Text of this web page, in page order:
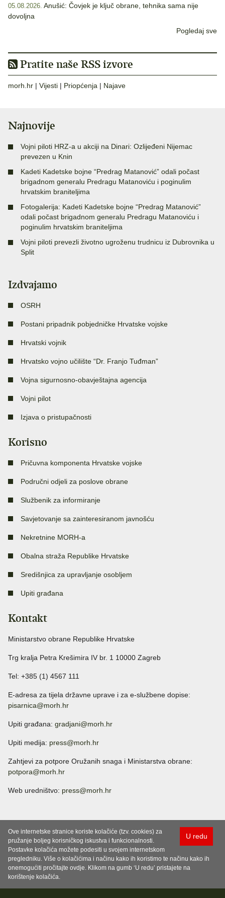
05.08.2026. Anušić: Čovjek je ključ obrane, tehnika sama nije
dovoljna
Pogledaj sve
Pratite naše RSS izvore
morh.hr | Vijesti | Priopćenja | Najave
Najnovije
Vojni piloti HRZ-a u akciji na Dinari: Ozlijeđeni Nijemac
prevezen u Knin
Kadeti Kadetske bojne “Predrag Matanović” odali počast
brigadnom generalu Predragu Matanoviću i poginulim
hrvatskim braniteljima
Fotogalerija: Kadeti Kadetske bojne “Predrag Matanović”
odali počast brigadnom generalu Predragu Matanoviću i
poginulim hrvatskim braniteljima
Vojni piloti prevezli životno ugroženu trudnicu iz Dubrovnika u
Split
Izdvajamo
OSRH
Postani pripadnik pobjedničke Hrvatske vojske
Hrvatski vojnik
Hrvatsko vojno učilište “Dr. Franjo Tuđman”
Vojna sigurnosno-obavještajna agencija
Vojni pilot
Izjava o pristupačnosti
Korisno
Pričuvna komponenta Hrvatske vojske
Područni odjeli za poslove obrane
Službenik za informiranje
Savjetovanje sa zainteresiranom javnošću
Nekretnine MORH-a
Obalna straža Republike Hrvatske
Središnjica za upravljanje osobljem
Upiti građana
Kontakt
Ministarstvo obrane Republike Hrvatske
Trg kralja Petra Krešimira IV br. 1 10000 Zagreb
Tel: +385 (1) 4567 111
E-adresa za tijela državne uprave i za e-službene dopise:
pisarnica@morh.hr
Upiti građana: gradjani@morh.hr
Upiti medija: press@morh.hr
Zahtjevi za potpore Oružanih snaga i Ministarstva obrane:
potpora@morh.hr
Web uredništvo: press@morh.hr
U redu
Ove internetske stranice koriste kolačiće (tzv. cookies) za
pružanje boljeg korisničkog iskustva i funkcionalnosti.
Postavke kolačića možete podesiti u svojem internetskom
pregledniku. Više o kolačićima i načinu kako ih koristimo te načinu kako ih
onemogućiti pročitajte ovdje. Klikom na gumb ‘U redu’ pristajete na
korištenje kolačića.